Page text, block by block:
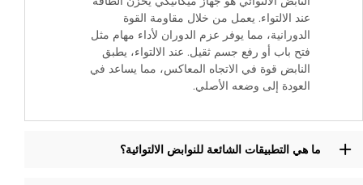
عند الالتواء. يعمل من خلال مقاومة القوة
الدورانية، مما يوفر عزم الدوران لأداء مهام مثل
فتح باب أو رفع جسم ثقيل. عند الالتواء، يطبق
النابض قوة في الاتجاه المعاكس، مما يساعد في
العودة إلى وضعه الأصلي.
ما هي التطبيقات الشائعة للنوابض الالتوائية؟